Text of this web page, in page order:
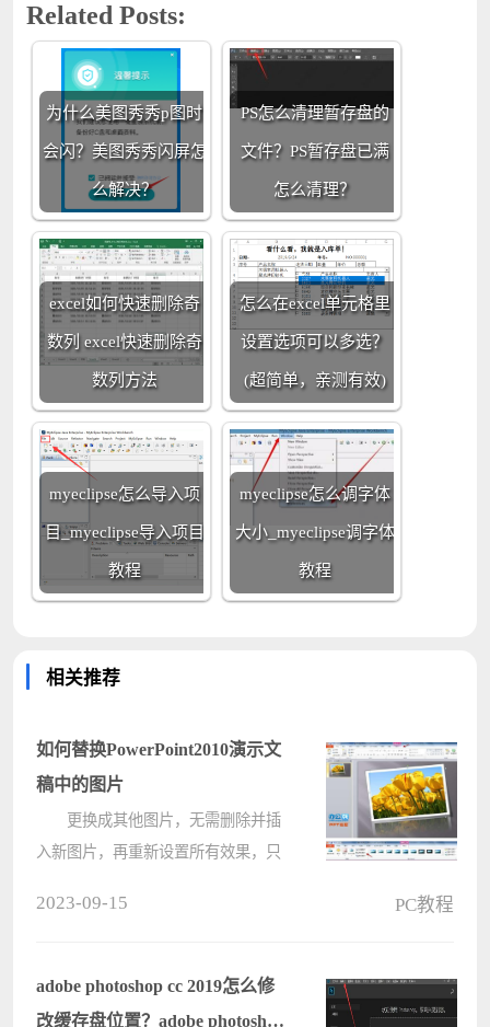
Related Posts:
为什么美图秀秀p图时
会闪？美图秀秀闪屏怎
么解决？
PS怎么清理暂存盘的
文件？PS暂存盘已满
怎么清理？
excel如何快速删除奇
数列 excel快速删除奇
数列方法
怎么在excel单元格里
设置选项可以多选？
(超简单，亲测有效)
myeclipse怎么导入项
目_myeclipse导入项目
教程
myeclipse怎么调字体
大小_myeclipse调字体
教程
相关推荐
如何替换PowerPoint2010演示文
稿中的图片
更换成其他图片，无需删除并插
入新图片，再重新设置所有效果，只
操作方????
2023-09-15 PC教程
adobe photoshop cc 2019怎么修
改缓存盘位置？adobe photoshop